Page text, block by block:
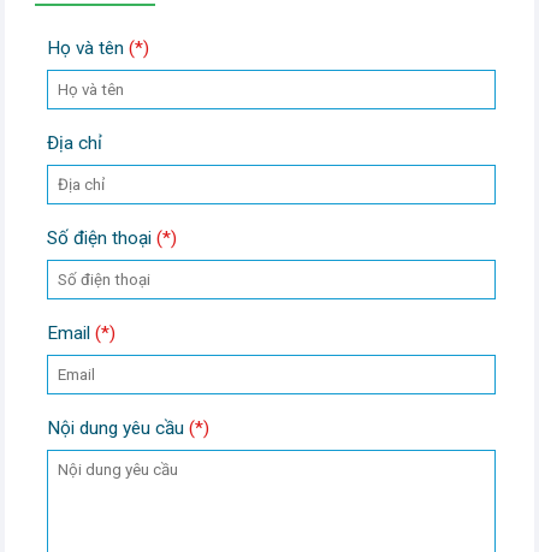
Họ và tên (*)
Địa chỉ
Số điện thoại (*)
Email (*)
Nội dung yêu cầu (*)